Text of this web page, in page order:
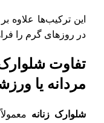
این ترکیب‌ها علاوه
در روزهای گرم را
تفاوت
مردانه یا
شلوارک زنانه